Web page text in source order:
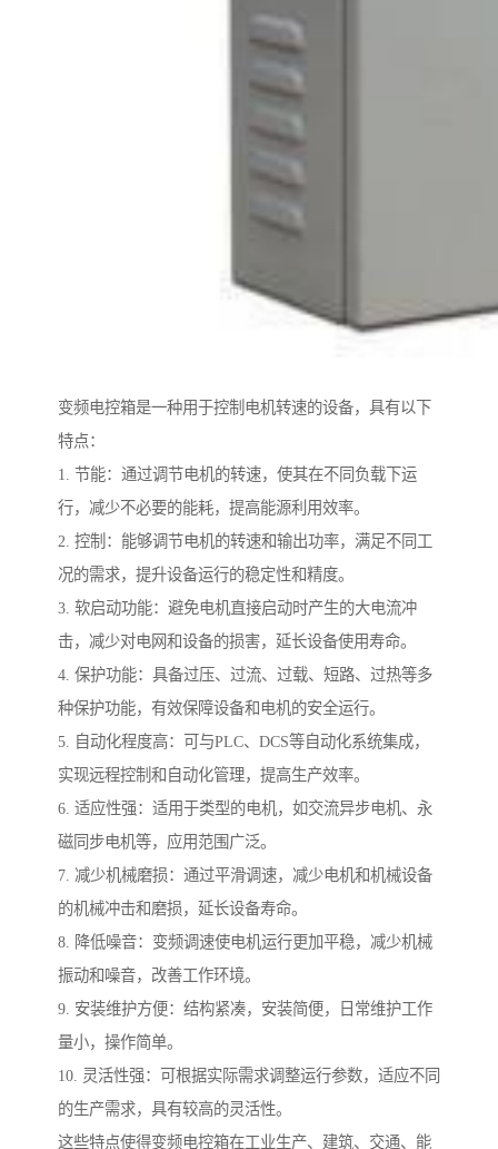
变频电控箱是一种用于控制电机转速的设备，具有以下
特点：
1. 节能：通过调节电机的转速，使其在不同负载下运
行，减少不必要的能耗，提高能源利用效率。
2. 控制：能够调节电机的转速和输出功率，满足不同工
况的需求，提升设备运行的稳定性和精度。
3. 软启动功能：避免电机直接启动时产生的大电流冲
击，减少对电网和设备的损害，延长设备使用寿命。
4. 保护功能：具备过压、过流、过载、短路、过热等多
种保护功能，有效保障设备和电机的安全运行。
5. 自动化程度高：可与PLC、DCS等自动化系统集成，
实现远程控制和自动化管理，提高生产效率。
6. 适应性强：适用于类型的电机，如交流异步电机、永
磁同步电机等，应用范围广泛。
7. 减少机械磨损：通过平滑调速，减少电机和机械设备
的机械冲击和磨损，延长设备寿命。
8. 降低噪音：变频调速使电机运行更加平稳，减少机械
振动和噪音，改善工作环境。
9. 安装维护方便：结构紧凑，安装简便，日常维护工作
量小，操作简单。
10. 灵活性强：可根据实际需求调整运行参数，适应不同
的生产需求，具有较高的灵活性。
这些特点使得变频电控箱在工业生产、建筑、交通、能